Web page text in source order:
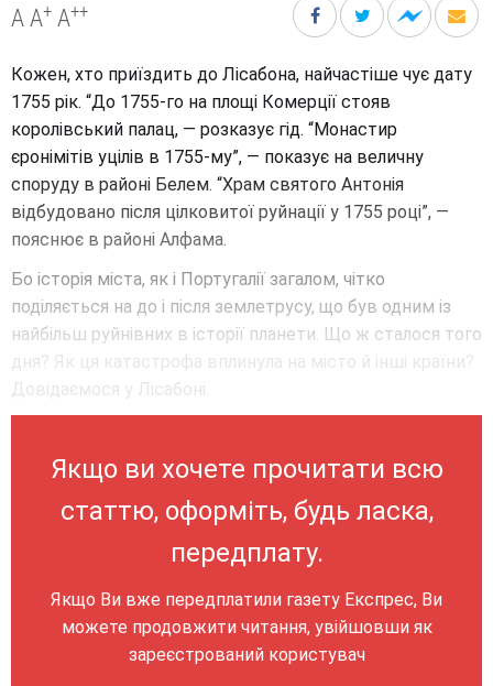
A A+ A++
Кожен, хто приїздить до Лісабона, найчастіше чує дату
1755 рік. “До 1755-го на площі Комерції стояв
королівський палац, — розказує гід. “Монастир
єронімітів уцілів в 1755-му”, — показує на величну
споруду в районі Белем. “Храм святого Антонія
відбудовано після цілковитої руйнації у 1755 році”, —
пояснює в районі Алфама.
Бо історія міста, як і Португалії загалом, чітко
поділяється на до і після землетрусу, що був одним із
найбільш руйнівних в історії планети. Що ж сталося того
дня? Як ця катастрофа вплинула на місто й інші країни?
Довідаємося у Лісабоні.
Якщо ви хочете прочитати всю
статтю, оформіть, будь ласка,
передплату.
Якщо Ви вже передплатили газету Експрес, Ви
можете продовжити читання, увійшовши як
зареєстрований користувач